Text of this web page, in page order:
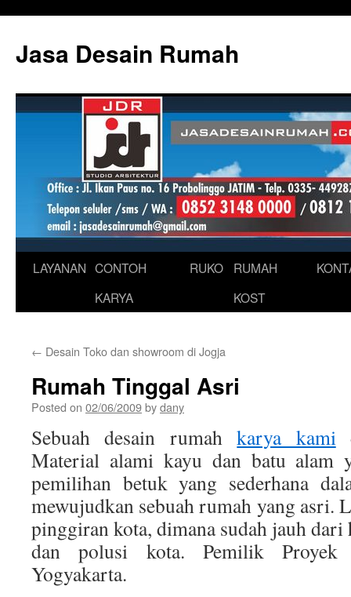
content
Jasa Desain Rumah
LAYANAN CONTOH
KARYA
RUKO
RUMAH
KOST
← Desain Toko dan showroom di Jogja
Rumah Tinggal Asri
Posted on 02/06/2009bydany
Sebuah desain rumahkarya kami
Material alami kayu dan batu alam
pemilihan betuk yang sederhana
mewujudkan sebuah rumah yang
pinggiran kota, dimana sudah jauh
dan polusi kota. Pemilik
Yogyakarta.